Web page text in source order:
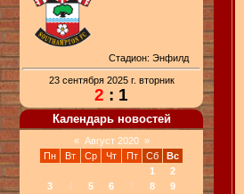
Стадион: Энфилд
23 сентября 2025 г. вторник
2 : 1
Календарь новостей
« Август 2020 »
Пн
Вт Ср Чт Пт Сб
Вс
1
2
3
4 5 6 7 8
9